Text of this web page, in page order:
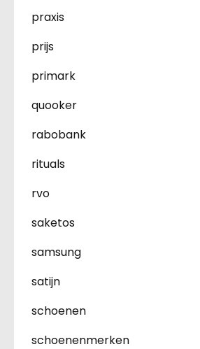
praxis
prijs
primark
quooker
rabobank
rituals
rvo
saketos
samsung
satijn
schoenen
schoenenmerken